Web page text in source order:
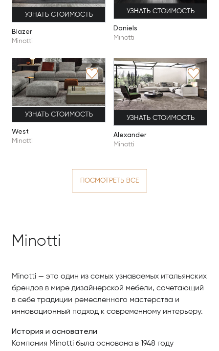
УЗНАТЬ СТОИМОСТЬ
Blazer
Minotti
УЗНАТЬ СТОИМОСТЬ
Daniels
Minotti
УЗНАТЬ СТОИМОСТЬ
West
Minotti
УЗНАТЬ СТОИМОСТЬ
Alexander
Minotti
ПОСМОТРЕТЬ ВСЕ
Minotti
Minotti — это один из самых узнаваемых итальянских
брендов в мире дизайнерской мебели, сочетающий
в себе традиции ремесленного мастерства и
инновационный подход к современному интерьеру.
История и основатели
Компания Minotti была основана в 1948 году